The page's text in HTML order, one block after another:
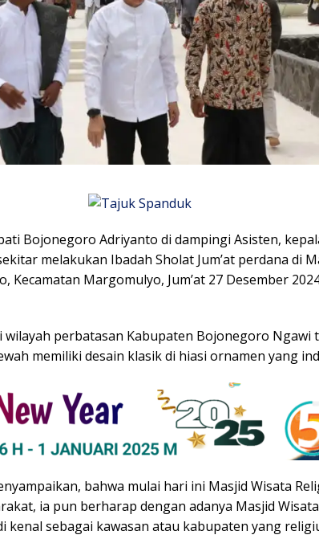
Bojonegoro Adriyanto di dampingi Asisten,
melakukan Ibadah Sholat Jum’at perdana di
Kecamatan Margomulyo, Jum’at 27 Desember
wilayah perbatasan Kabupaten Bojonegoro Ngawi
memiliki desain klasik di hiasi ornamen yang
bahwa mulai hari ini Masjid Wisata
ia pun berharap dengan adanya Masjid
kenal sebagai kawasan atau kabupaten yang